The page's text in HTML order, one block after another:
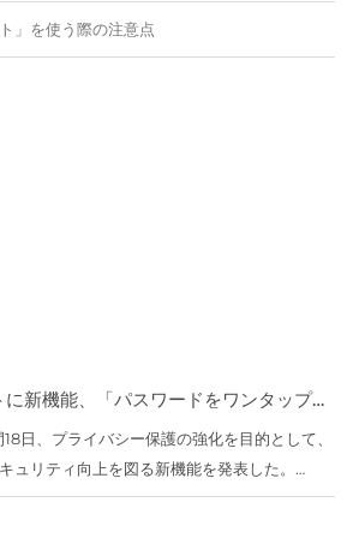
」を使う際の注意点
新機能、「パスワードをワンタップで
日、プライバシー保護の強化を目的として、
リティ向上を図る新機能を発表した。
ク デリート）」「Locked Folder（ロック